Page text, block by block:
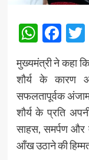
मुख्यमंत्री ने कहा
शौर्य के कारण
सफलतापूर्वक
शौर्य के प्रति
साहस, समर्पण और
आँख उठाने की